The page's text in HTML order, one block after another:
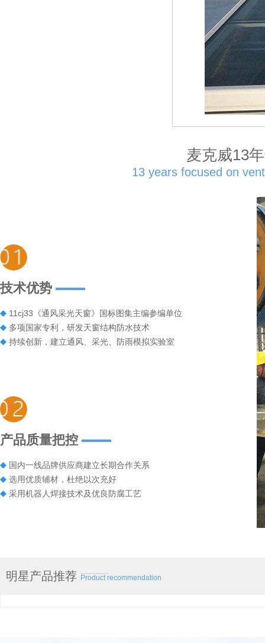
麦克威13
13 years focused on
技术优势
11cj33《通风采光天窗》国标图集主编参编单位
多项国家专利，研发天窗结构防水技术
持续创新，建立通风、采光、防雨模拟实验室
产品质量把控
国内一线品牌供应商建立长期合作关系
选用优质辅材，杜绝以次充好
采用机器人焊接技术及优良防腐工艺
明星产品推荐 Product recommendation